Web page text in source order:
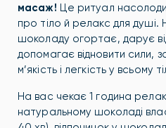
масаж! Це ритуал
про тіло й релакс для
шоколаду огортає, дарує
допомагає відновити сили,
м’якість і легкість у всьому
На вас чекає 1 година
натуральному шоколаді